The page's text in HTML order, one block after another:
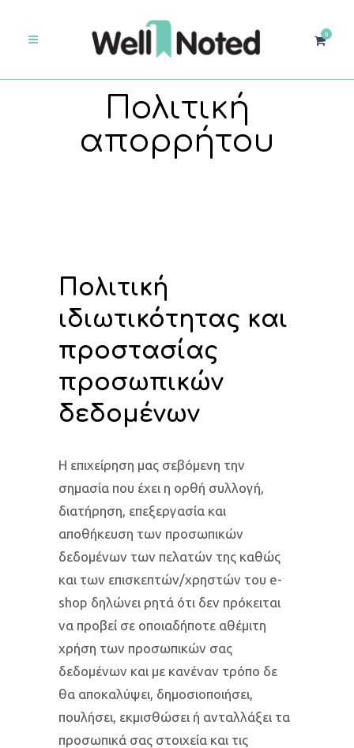
0
Πολιτική
απορρήτου
Πολιτική
ιδιωτικότητας και
προστασίας
προσωπικών
δεδομένων
Η επιχείρηση μας σεβόμενη την
σημασία που έχει η ορθή συλλογή,
διατήρηση, επεξεργασία και
αποθήκευση των προσωπικών
δεδομένων των πελατών της καθώς
και των επισκεπτών/χρηστών του e-
shop δηλώνει ρητά ότι δεν πρόκειται
να προβεί σε οποιαδήποτε αθέμιτη
χρήση των προσωπικών σας
δεδομένων και με κανέναν τρόπο δε
θα αποκαλύψει, δημοσιοποιήσει,
πουλήσει, εκμισθώσει ή ανταλλάξει τα
προσωπικά σας στοιχεία και τις